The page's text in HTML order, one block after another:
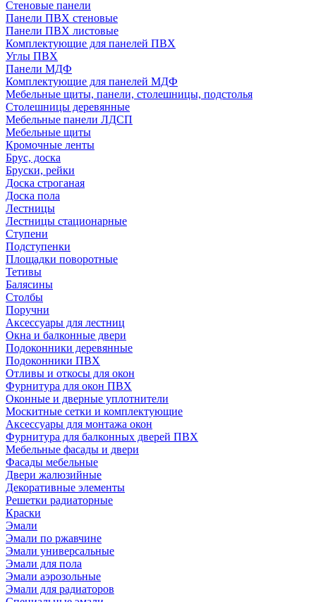
Стеновые панели
Панели ПВХ стеновые
Панели ПВХ листовые
Комплектующие для панелей ПВХ
Углы ПВХ
Панели МДФ
Комплектующие для панелей МДФ
Мебельные щиты, панели, столешницы, подстолья
Столешницы деревянные
Мебельные панели ЛДСП
Мебельные щиты
Кромочные ленты
Брус, доска
Бруски, рейки
Доска строганая
Доска пола
Лестницы
Лестницы стационарные
Ступени
Подступенки
Площадки поворотные
Тетивы
Балясины
Столбы
Поручни
Аксессуары для лестниц
Окна и балконные двери
Подоконники деревянные
Подоконники ПВХ
Отливы и откосы для окон
Фурнитура для окон ПВХ
Оконные и дверные уплотнители
Москитные сетки и комплектующие
Аксессуары для монтажа окон
Фурнитура для балконных дверей ПВХ
Мебельные фасады и двери
Фасады мебельные
Двери жалюзийные
Декоративные элементы
Решетки радиаторные
Краски
Эмали
Эмали по ржавчине
Эмали универсальные
Эмали для пола
Эмали аэрозольные
Эмали для радиаторов